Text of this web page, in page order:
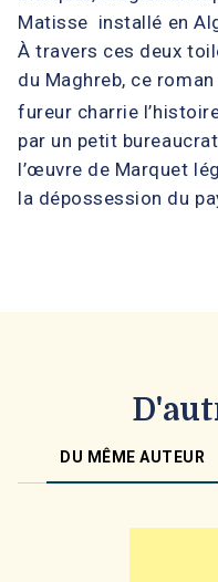
Matisse installé en
À travers ces deux
du Maghreb, ce
fureur charrie
par un petit
l’œuvre de Marquet
la dépossession du
DU MÊME AUTEUR